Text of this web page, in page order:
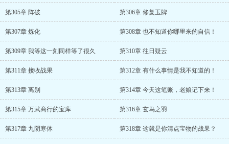
第305章 阵破 第306章 修复玉牌
第307章 炼化 第308章 也不知道你哪里来的自信！
第309章 我等这一刻同样等了很久 第310章 往日疑云
第311章 接收战果 第312章 有什么事情是我不知道的！
第313章 离别 第314章 今天这笔账，老娘记下来！
第315章 万武商行的宝库 第316章 玄鸟之羽
第317章 九阴寒体 第318章 这就是你清点宝物的战果？